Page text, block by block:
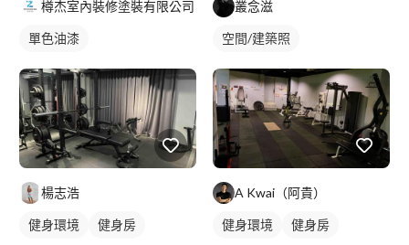
樽杰室內裝修塗裝有限公司
單色油漆
楊志浩
健身環境 健身房
叢念滋
空間/建築照
A Kwai（阿貴）
健身環境 健身房